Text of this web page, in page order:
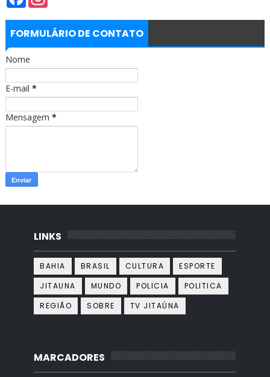
e
b
o
k
t
a
r
m
FORMULÁRIO DE CONTATO
Nome
E-mail *
Mensagem *
LINKS
BAHIA BRASIL CULTURA
ESPORTE
JITAUNA
MUNDO POLICIA
POLITICA
REGIÃO
SOBRE TV JITAÚNA
MARCADORES